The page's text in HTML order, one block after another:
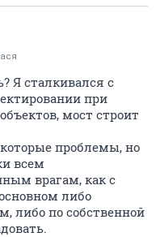
Я сталкивался с
при
мост строит
проблемы, но
всем
врагам, как с
либо
либо по собственной